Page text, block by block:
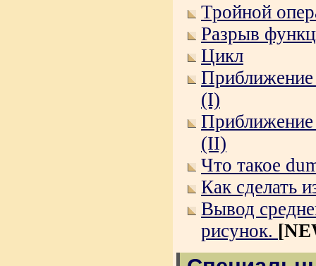
Тройной
Разрыв
Цикл
Приближение
(I)
Приближение
(II)
Что такое
Как сделать
Вывод
рисунок.